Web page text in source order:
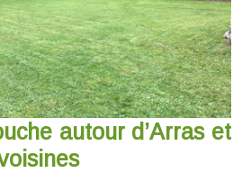
autour d’Arras et